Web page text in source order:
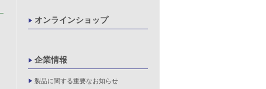
オンラインショップ
企業情報
製品に関する重要なお知らせ